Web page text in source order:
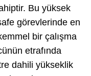
Bu yüksek
görevlerinde en
bir çalışma
etrafında
dahili yükseklik